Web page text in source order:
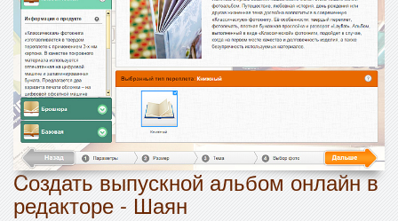
Cоздать выпускной альбом онлайн в
редакторе - Шаян